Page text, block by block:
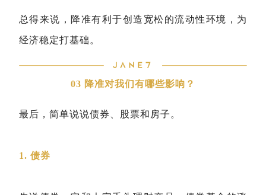
总得来说，降准有利于创造宽松的流动性环境，为
经济稳定打基础。
03 降准对我们有哪些影响？
最后，简单说说债券、股票和房子。
1. 债券